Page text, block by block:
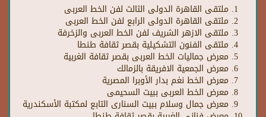
ملتقى القاهرة الدولى الثالث لفن الخط العربى
ملتقى القاهرة الدولى الرابع لفن الخط العربى
ملتقى الازهر الشريف لفن الخط العربى والزخرفة
ملتقى الفنون التشكيلية بقصر ثقافة طنطا
معرض جماليات الخط العربى بقصر ثقافة الغربية
معرض الجمعية الافريقة بالزمالك
معرض الخط نغم بدار الأوبرا المصرية
معرض الخط العربى ببيت السحيمى
معرض جمال وسلام ببيت السنارى التابع لمكتبة الأسكندرية